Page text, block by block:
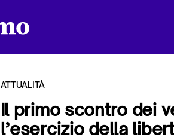
ATTUALITÀ
Il primo scontro dei
l’esercizio della